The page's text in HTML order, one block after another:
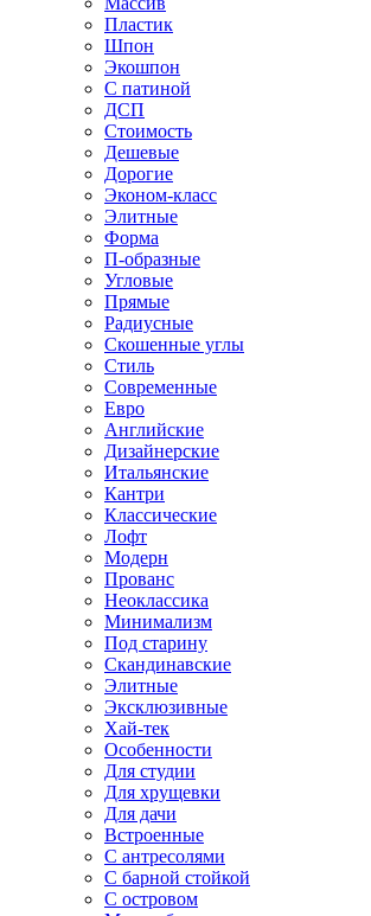
Пластик
Шпон
Экошпон
С патиной
ДСП
Стоимость
Дешевые
Дорогие
Эконом-класс
Элитные
Форма
П-образные
Угловые
Прямые
Радиусные
Скошенные углы
Стиль
Современные
Евро
Английские
Дизайнерские
Итальянские
Кантри
Классические
Лофт
Модерн
Прованс
Неоклассика
Минимализм
Под старину
Скандинавские
Элитные
Эксклюзивные
Хай-тек
Особенности
Для студии
Для хрущевки
Для дачи
Встроенные
С антресолями
С барной стойкой
С островом